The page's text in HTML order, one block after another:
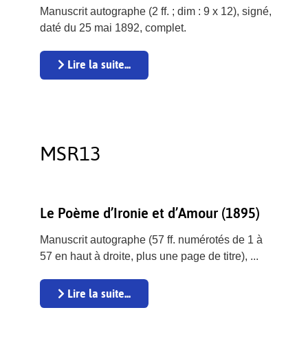
Manuscrit autographe (2 ff. ; dim : 9 x 12), signé,
daté du 25 mai 1892, complet.
Lire la suite...
MSR13
Le Poème d’Ironie et d’Amour (1895)
Manuscrit autographe (57 ff. numérotés de 1 à
57 en haut à droite, plus une page de titre), ...
Lire la suite...